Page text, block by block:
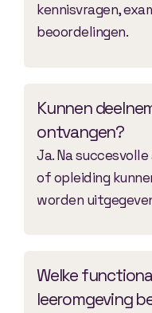
kennisvragen,
beoordelingen.
Kunnen
ontvangen?
Ja. Na
of opleiding
worden
Welke
leeromgeving